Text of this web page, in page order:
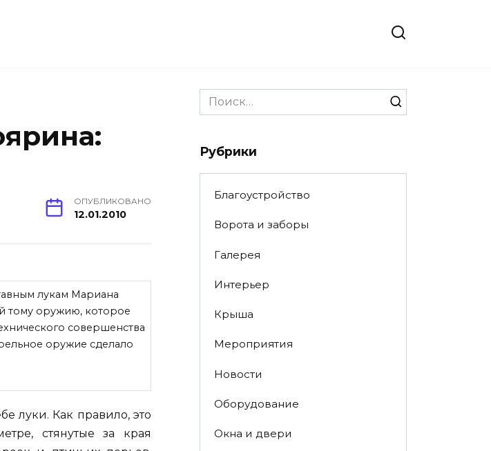
ОПУБЛИКОВАНО
12.01.2010
лукам Мариана
тому оружию, которое
совершенства
оружие сделало
луки. Как правило, это
стянутые за края
Search
for:
Рубрики
Благоустройство
Ворота и заборы
Галерея
Интерьер
Крыша
Мероприятия
Новости
Оборудование
Окна и двери